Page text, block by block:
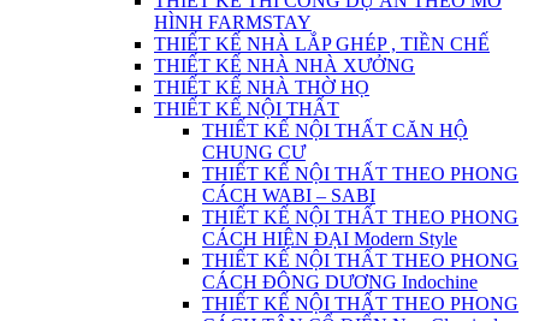
HÌNH FARMSTAY
THIẾT KẾ NHÀ LẮP GHÉP , TIỀN CHẾ
THIẾT KẾ NHÀ NHÀ XƯỞNG
THIẾT KẾ NHÀ THỜ HỌ
THIẾT KẾ NỘI THẤT
THIẾT KẾ NỘI THẤT CĂN HỘ
CHUNG CƯ
THIẾT KẾ NỘI THẤT THEO PHONG
CÁCH WABI – SABI
THIẾT KẾ NỘI THẤT THEO PHONG
CÁCH HIỆN ĐẠI Modern Style
THIẾT KẾ NỘI THẤT THEO PHONG
CÁCH ĐÔNG DƯƠNG Indochine
THIẾT KẾ NỘI THẤT THEO PHONG